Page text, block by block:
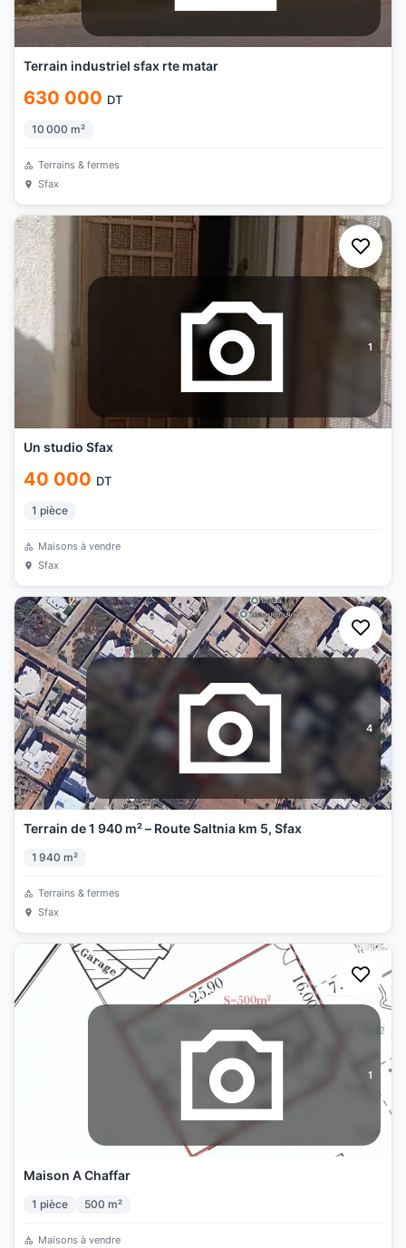
Terrain industriel sfax rte matar
630 000 DT
10 000 m²
Terrains & fermes
Sfax
1
Un studio Sfax
40 000 DT
1 pièce
Maisons à vendre
Sfax
4
Terrain de 1 940 m² – Route Saltnia km 5, Sfax
1 940 m²
Terrains & fermes
Sfax
1
Maison A Chaffar
1 pièce 500 m²
Maisons à vendre